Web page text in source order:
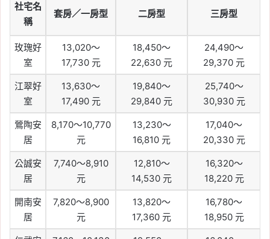
社宅名
稱
套房／一房型 二房型 三房型
玫瑰好
室
13,020～
17,730 元
18,450～
22,630 元
24,490～
29,370 元
江翠好
室
13,630～
17,490 元
19,840～
29,840 元
25,740～
30,930 元
鶯陶安
居
8,170～10,770
元
13,230～
16,810 元
17,040～
20,330 元
公誠安
居
7,740～8,910
元
12,810～
14,530 元
16,320～
18,220 元
開南安
居
7,820～8,900
元
13,820～
17,360 元
16,780～
18,950 元